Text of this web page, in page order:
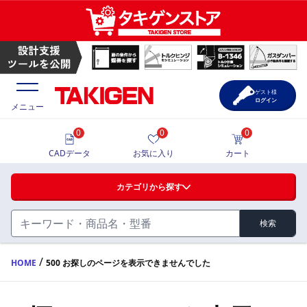
ハンドル・取手・つまみ・周辺機器
FA・A
蝶番・ステー・周辺機器
価格一覧
製品カタログ
メニュー
カテゴリから探す
検索
0
CADデータ
0
お気に入り
0
カート
ゲスト様
ログイン
HOME / 500 お探しのページを表示できませんでした